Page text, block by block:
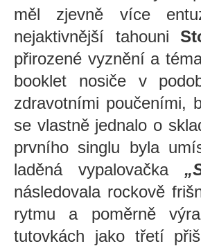
měl zjevně více
nejaktivnější tahouni
přirozené vyznění a
booklet nosiče v
zdravotními poučeními,
se vlastně jednalo o
prvního singlu byla
laděná vypalovačka
následovala rockově
rytmu a poměrně
tutovkách jako třetí